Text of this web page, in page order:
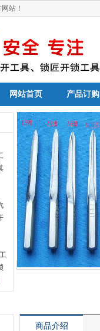
站！
网站首页 产品订购
商品介绍